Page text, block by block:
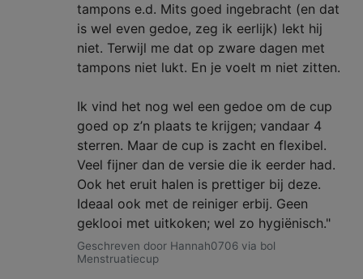
tampons e.d. Mits goed ingebracht (en dat
is wel even gedoe, zeg ik eerlijk) lekt hij
niet. Terwijl me dat op zware dagen met
tampons niet lukt. En je voelt m niet zitten.
Ik vind het nog wel een gedoe om de cup
goed op z’n plaats te krijgen; vandaar 4
sterren. Maar de cup is zacht en flexibel.
Veel fijner dan de versie die ik eerder had.
Ook het eruit halen is prettiger bij deze.
Ideaal ook met de reiniger erbij. Geen
geklooi met uitkoken; wel zo hygiënisch."
Geschreven door Hannah0706 via bol
Menstruatiecup